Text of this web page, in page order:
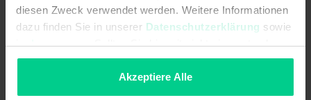
diesen Zweck verwendet werden. Weitere Informationen
dazu finden Sie in unserer Datenschutzerklärung sowie
imImpressum. Sollten Sie hiermit nicht einverstanden
sein, können Sie die Verwendung von Cookies hier
Akzeptiere Alle
Ursprungsland Deutschland
0.07 kg